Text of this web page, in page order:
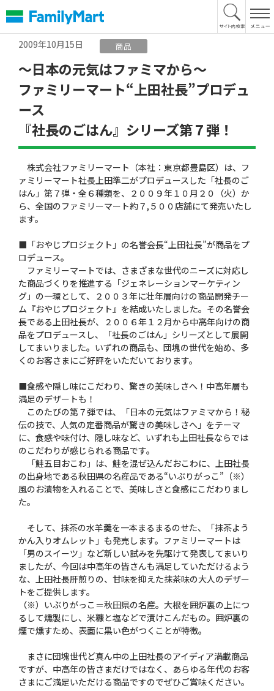
文
へ
2009年10月15日
商品
〜日本の元気はファミマから〜
ファミリーマート“上田社長”プロデュ
ース
『社長のごはん』シリーズ第７弾！
株式会社ファミリーマート（本社：東京都豊島区）は、フ
ァミリーマート社長上田準二がプロデュースした「社長のご
はん」第７弾・全６種類を、２００９年１０月２０（火）か
ら、全国のファミリーマート約７,５００店舗にて発売いたし
ます。
■「おやじプロジェクト」の名誉会長“上田社長”が商品をプ
ロデュース。
ファミリーマートでは、さまざまな世代のニーズに対応し
た商品づくりを推進する「ジェネレーションマーケティン
グ」の一環として、２００３年に壮年層向けの商品開発チー
ム『おやじプロジェクト』を結成いたしました。その名誉会
長である上田社長が、２００６年１２月から中高年向けの商
品をプロデュースし、「社長のごはん」シリーズとして展開
してまいりました。いずれの商品も、団塊の世代を始め、多
くのお客さまにご好評をいただいております。
■食感や隠し味にこだわり、驚きの美味しさへ！中高年層も
満足のデザートも！
このたびの第７弾では、「日本の元気はファミマから！秘
伝の技で、人気の定番商品が驚きの美味しさへ」をテーマ
に、食感や味付け、隠し味など、いずれも上田社長ならでは
のこだわりが感じられる商品です。
「鮭五目おこわ」は、鮭を混ぜ込んだおこわに、上田社長
の出身地である秋田県の名産品である“いぶりがっこ”（※）
風のお漬物を入れることで、美味しさと食感にこだわりまし
た。
そして、抹茶の水羊羹を一本まるまるのせた、「抹茶よう
かん入りオムレット」も発売します。ファミリーマートは
「男のスイーツ」など新しい試みを先駆けて発表してまいり
ましたが、今回は中高年の皆さんも満足していただけるよう
な、上田社長肝煎りの、甘味を抑えた抹茶味の大人のデザー
トをご提供します。
（※）いぶりがっこ＝秋田県の名産。大根を囲炉裏の上につ
るして燻製にし、米糠と塩などで漬けこんだもの。囲炉裏の
煙で燻すため、表面に黒い色がつくことが特徴。
まさに団塊世代ど真ん中の上田社長のアイディア満載商品
ですが、中高年の皆さまだけではなく、あらゆる年代のお客
さまにご満足いただける商品ですのでぜひご賞味ください。